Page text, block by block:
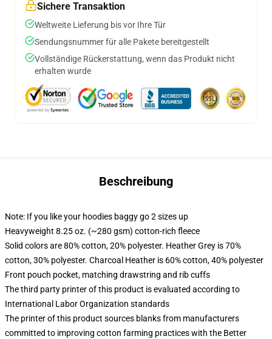
Sichere Transaktion
Weltweite Lieferung bis vor Ihre Tür
Sendungsnummer für alle Pakete bereitgestellt
Vollständige Rückerstattung, wenn das Produkt nicht
erhalten wurde
Beschreibung
Note: If you like your hoodies baggy go 2 sizes up
Heavyweight 8.25 oz. (~280 gsm) cotton-rich fleece
Solid colors are 80% cotton, 20% polyester. Heather Grey is 70%
cotton, 30% polyester. Charcoal Heather is 60% cotton, 40% polyester
Front pouch pocket, matching drawstring and rib cuffs
The third party printer of this product is evaluated according to
International Labor Organization standards
The printer of this product sources blanks from manufacturers
committed to improving cotton farming practices with the Better